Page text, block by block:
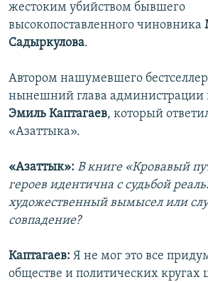
жестоким убийством бывшего
высокопоставленного чиновника
Садыркулова.
Автором нашумевшего
нынешний глава администрации
Эмиль Каптагаев, который
«Азаттыка».
«Азаттык»: В книге «Кровавый
героев идентична с судьбой
художественный вымысел или
совпадение?
Каптагаев: Я не мог это все
обществе и политических кругах